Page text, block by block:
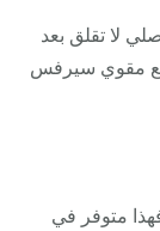
لا تقلق بعد
مع مقوي سيرفس
متوفر في